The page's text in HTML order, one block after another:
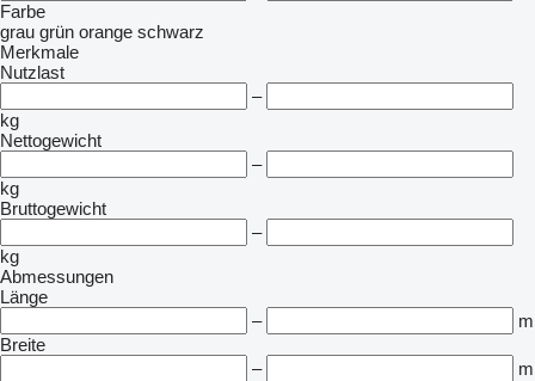
Farbe
grau grün orange schwarz
Merkmale
Nutzlast
–
kg
Nettogewicht
–
kg
Bruttogewicht
–
kg
Abmessungen
Länge
–
m
Breite
–
m